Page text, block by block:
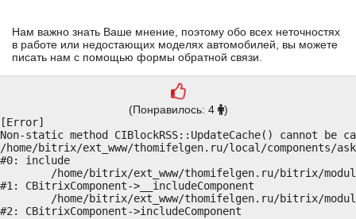
Нам важно знать Ваше мнение, поэтому обо всех неточностях
в работе или недостающих моделях автомобилей, вы можете
писать нам с помощью формы обратной связи.
(Понравилось: 4
)
[Error]
Non-static method CIBlockRSS::UpdateCache() cannot
/home/bitrix/ext_www/thomifelgen.ru/local/components/
#0: include
#1: CBitrixComponent->__includeComponent
#2: CBitrixComponent->includeComponent